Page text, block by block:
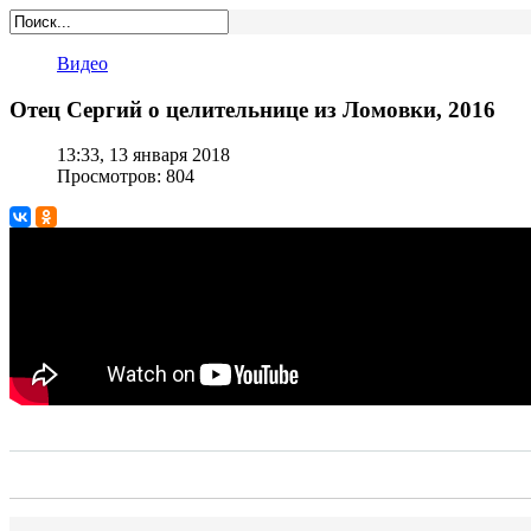
Видео
Отец Сергий о целительнице из Ломовки, 2016
13:33, 13 января 2018
Просмотров: 804